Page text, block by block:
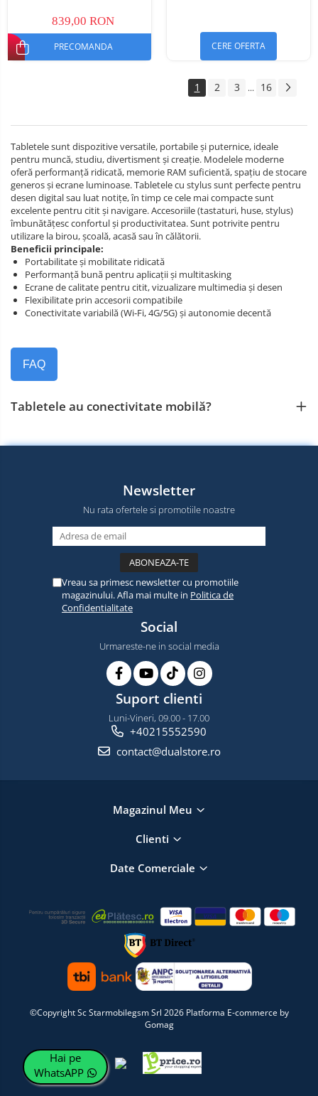
SIM
839,00 RON
PRECOMANDA CERE OFERTA
1 2 3 ... 16
Tabletele sunt dispozitive versatile, portabile și puternice, ideale
pentru muncă, studiu, divertisment și creație. Modelele moderne
oferă performanță ridicată, memorie RAM suficientă, spațiu de stocare
generos și ecrane luminoase. Tabletele cu stylus sunt perfecte pentru
desen digital sau luat notițe, în timp ce cele mai compacte sunt
excelente pentru citit și navigare. Accesoriile (tastaturi, huse, stylus)
îmbunătățesc confortul și productivitatea. Sunt potrivite pentru
utilizare la birou, școală, acasă sau în călătorii.
Beneficii principale:
Portabilitate și mobilitate ridicată
Performanță bună pentru aplicații și multitasking
Ecrane de calitate pentru citit, vizualizare multimedia și desen
Flexibilitate prin accesorii compatibile
Conectivitate variabilă (Wi‑Fi, 4G/5G) și autonomie decentă
FAQ
Tabletele au conectivitate mobilă?
Newsletter
Nu rata ofertele si promotiile noastre
Vreau sa primesc newsletter cu promotiile
magazinului. Afla mai multe in Politica de
Confidentialitate
Social
Urmareste-ne in social media
Suport clienti
Luni-Vineri, 09.00 - 17.00
+40215552590
contact@dualstore.ro
Magazinul Meu
Clienti
Date Comerciale
©Copyright Sc Starmobilegsm Srl 2026 Platforma E-commerce by
Gomag
Hai pe
WhatsAPP